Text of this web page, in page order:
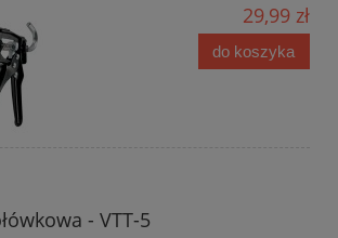
29,99 zł
do koszyka
- VTT-5